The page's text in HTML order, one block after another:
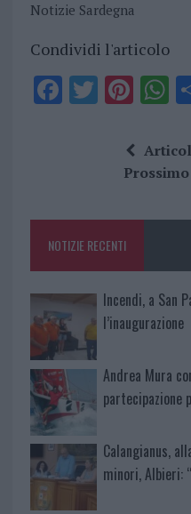
Notizie Sardegna
Condividi l'articolo
F
o
k
T Pi
te
res
p
NOTIZIE RECENTI
Incendi, a San
l’inaugurazione
Andrea Mura
partecipazione
Calangianus,
minori, Albieri: